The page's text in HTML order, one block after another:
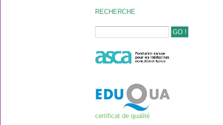
RECHERCHE
certificat de qualité